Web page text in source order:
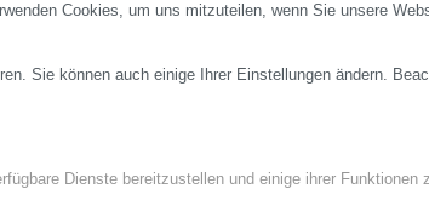
Cookies, um uns mitzuteilen, wenn Sie unsere
Sie können auch einige Ihrer Einstellungen ändern.
Dienste bereitzustellen und einige ihrer Funktionen